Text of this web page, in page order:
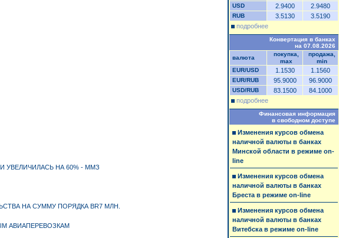
УВЕЛИЧИЛАСЬ НА 60% - ММЗ
НА СУММУ ПОРЯДКА BR7 МЛН.
АВИАПЕРЕВОЗКАМ
USD 2.9400 2.9480
RUB 3.5130
3.5190
подробнее
Конвертация в банках
на 07.08.2026
валюта
покупка,
max
продажа,
min
EUR/USD
1.1530 1.1560
EUR/RUB 95.9000 96.9000
USD/RUB 83.1500
84.1000
подробнее
Финансовая информация
в свободном доступе
Изменения курсов обмена
наличной валюты в банках
Минской области в режиме on-
line
Изменения курсов обмена
наличной валюты в банках
Бреста в режиме on-line
Изменения курсов обмена
наличной валюты в банках
Витебска в режиме on-line